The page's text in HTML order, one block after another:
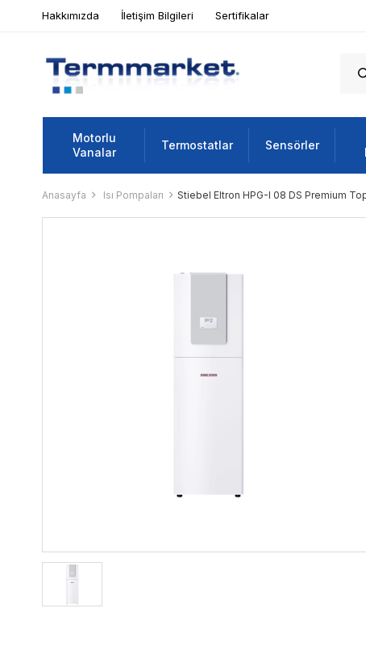
Hakkımızda İletişim Bilgileri Sertifikalar
Motorlu
Vanalar
Termostatlar Sensörler
Anasayfa Isı Pompaları Stiebel Eltron HPG-I 08 DS Premium